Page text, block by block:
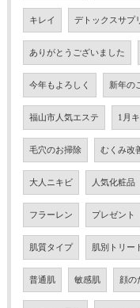
キレイ デトックスサプ
ありがとうございました
今年もよろしく 新年の
福山市人気エステ 1月
毛穴のお掃除 むくみ改
大人ニキビ 人気化粧品
フラーレン プレゼント
肌質タイプ 肌別トリー
普通肌 敏感肌 顔の